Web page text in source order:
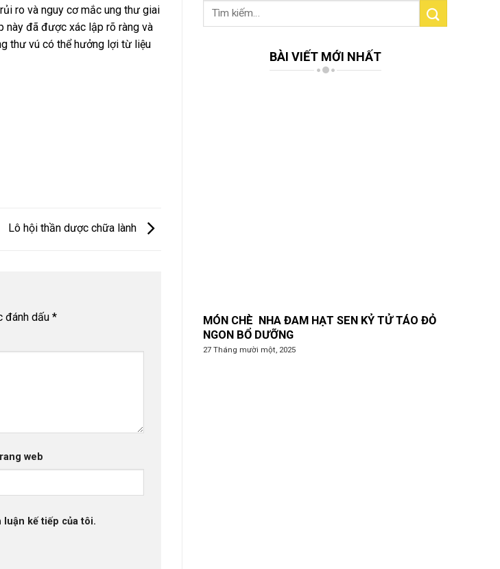
ro và nguy cơ mắc ung thư giai
này đã được xác lập rõ ràng và
thư vú có thể hưởng lợi từ liệu
Lô hội thần dược chữa lành
đánh dấu *
web
kế tiếp của tôi.
Tìm
BÀI VIẾT MỚI NHẤT
MÓN CHÈ NHA ĐAM HẠT SEN KỶ TỬ TÁO ĐỎ
NGON BỔ DƯỠNG
27 Tháng mười một, 2025